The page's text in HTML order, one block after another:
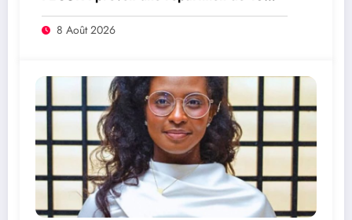
millions USD pour développer le football
congolais
8 Août 2026